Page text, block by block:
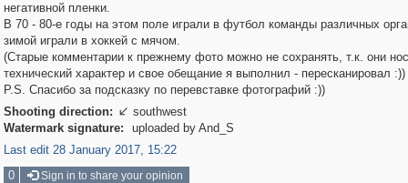
негативной пленки.
В 70 - 80-е годы на этом поле играли в футбол команды различных
зимой играли в хоккей с мячом.
(Старые комментарии к прежнему фото можно не сохранять, т.к. они
технический характер и свое обещание я выполнил - пересканировал :))
P.S. Спасибо за подсказку по перевставке фотографий :))
Shooting direction:  southwest
Watermark signature:
uploaded by And_S
Last edit 28 January 2017, 15:22
0
Sign in to share your opinion